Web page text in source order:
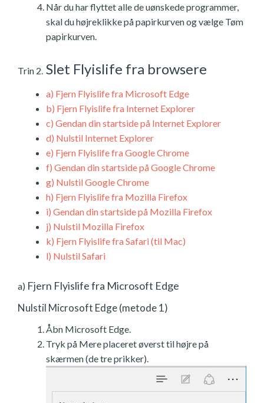
Når du har flyttet alle de uønskede programmer,
skal du højreklikke på papirkurven og vælge Tøm
papirkurven.
Trin 2. Slet Flyislife fra browsere
a) Fjern Flyislife fra Microsoft Edge
b) Fjern Flyislife fra Internet Explorer
c) Gendan din startside på Internet Explorer
d) Nulstil Internet Explorer
e) Fjern Flyislife fra Google Chrome
f) Gendan din startside på Google Chrome
g) Nulstil Google Chrome
h) Fjern Flyislife fra Mozilla Firefox
i) Gendan din startside på Mozilla Firefox
j) Nulstil Mozilla Firefox
k) Fjern Flyislife fra Safari (til Mac)
l) Nulstil Safari
a) Fjern Flyislife fra Microsoft Edge
Nulstil Microsoft Edge (metode 1)
Åbn Microsoft Edge.
Tryk på Mere placeret øverst til højre på
skærmen (de tre prikker).